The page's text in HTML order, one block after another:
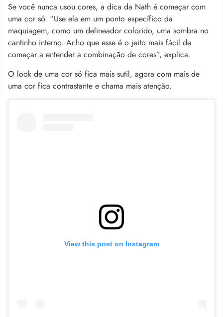
Se você nunca usou cores, a dica da Nath é começar com
uma cor só. “Use ela em um ponto específico da
maquiagem, como um delineador colorido, uma sombra no
cantinho interno. Acho que esse é o jeito mais fácil de
começar a entender a combinação de cores”, explica.
O look de uma cor só fica mais sutil, agora com mais de
uma cor fica contrastante e chama mais atenção.
View this post on Instagram